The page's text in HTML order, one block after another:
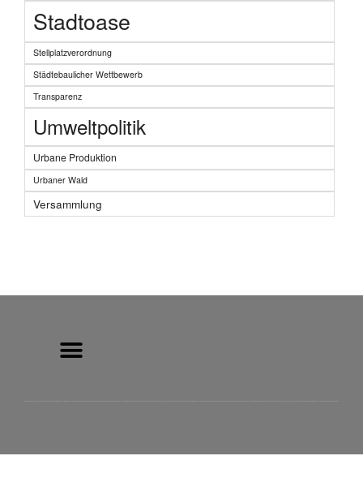
Stadtoase
Stellplatzverordnung
Städtebaulicher Wettbewerb
Transparenz
Umweltpolitik
Urbane Produktion
Urbaner Wald
Versammlung